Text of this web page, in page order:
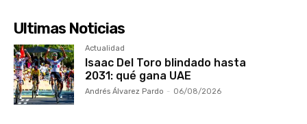
Ultimas Noticias
Actualidad
Isaac Del Toro blindado hasta
2031: qué gana UAE
Andrés Álvarez Pardo - 06/08/2026